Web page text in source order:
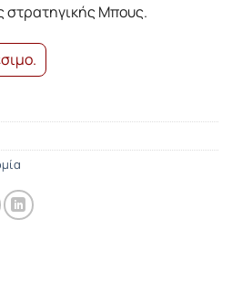
στρατηγικής Μπους.